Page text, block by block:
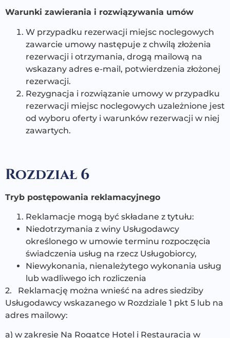
Warunki zawierania i rozwiązywania umów
W przypadku rezerwacji miejsc noclegowych
zawarcie umowy następuje z chwilą złożenia
rezerwacji i otrzymania, drogą mailową na
wskazany adres e-mail, potwierdzenia złożonej
rezerwacji.
Rezygnacja i rozwiązanie umowy w przypadku
rezerwacji miejsc noclegowych uzależnione jest
od wyboru oferty i warunków rezerwacji w niej
zawartych.
Rozdział 6
Tryb postępowania reklamacyjnego
Reklamacje mogą być składane z tytułu:
Niedotrzymania z winy Usługodawcy
określonego w umowie terminu rozpoczęcia
świadczenia usług na rzecz Usługobiorcy,
Niewykonania, nienależytego wykonania usług
lub wadliwego ich rozliczenia
2. Reklamację można wnieść na adres siedziby
Usługodawcy wskazanego w Rozdziale 1 pkt 5 lub na
adres mailowy:
a) w zakresie Na Rogatce Hotel i Restauracja w